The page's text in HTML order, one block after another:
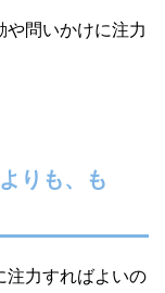
問いかけに注力
りも、も
注力すればよいの